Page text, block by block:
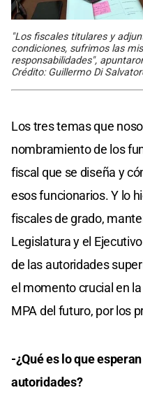
"Los fiscales titulares y
condiciones, sufrimos las
responsabilidades",
Crédito: Guillermo Di
Los tres temas que
nombramiento de los
fiscal que se diseña y
esos funcionarios. Y lo
fiscales de grado,
Legislatura y el
de las autoridades
el momento crucial en
MPA del futuro, por los
-¿Qué es lo que
autoridades?